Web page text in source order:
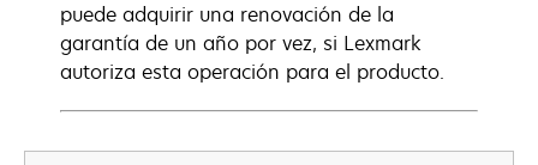
puede adquirir una renovación de la
garantía de un año por vez, si Lexmark
autoriza esta operación para el producto.